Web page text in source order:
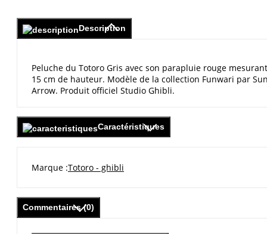
Description
Peluche du Totoro Gris avec son parapluie rouge mesurant
15 cm de hauteur. Modèle de la collection Funwari par
Arrow. Produit officiel Studio Ghibli.
Caractéristiques
Marque Totoro - ghibli
Commentaires (0)